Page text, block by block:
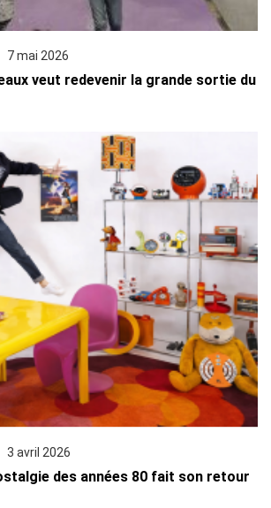
7 mai 2026
veut redevenir la grande sortie du
3 avril 2026
des années 80 fait son retour